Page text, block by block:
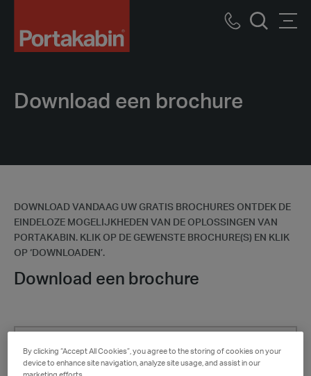
Call
Download een brochure
DOWNLOAD VANDAAG UW GRATIS BROCHURES ONTDEK DE
EINDELOZE MOGELIJKHEDEN VAN DE OPLOSSINGEN VAN
PORTAKABIN. KLIK OP DE GEWENSTE BROCHURE(S) EN KLIK
OP ‘DOWNLOADEN’.
Download een brochure
Voornaam
By clicking “Accept All Cookies”, you agree to the storing of cookies on your
device to enhance site navigation, analyze site usage, and assist in our